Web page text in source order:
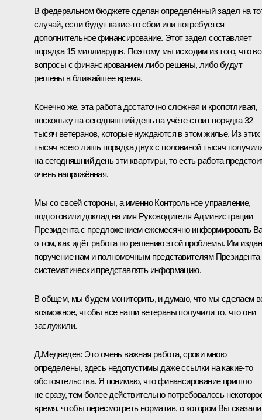
В федеральном бюджете сделан определённый задел на
случай, если будут какие‑то сбои или потребуется
дополнительное финансирование. Этот задел составляет
порядка 15 миллиардов. Поэтому мы исходим из того, что
вопросы с финансированием либо решены, либо будут
решены в ближайшее время.
Конечно же, эта работа достаточно сложная и кропотливая,
поскольку на сегодняшний день на учёте стоит порядка 32
тысяч ветеранов, которые нуждаются в этом жилье. Из этих
тысяч всего лишь порядка двух с половиной тысяч
на сегодняшний день эти квартиры, то есть работа
очень напряжённая.
Мы со своей стороны, а именно Контрольное управление,
подготовили доклад на имя Руководителя Администрации
Президента с предложением ежемесячно информировать
о том, как идёт работа по решению этой проблемы. Им
поручение нам и полномочным представителям Президента
систематически представлять информацию.
В общем, мы будем мониторить, и думаю, что мы сделаем
возможное, чтобы все наши ветераны получили то, что они
заслужили.
Д.Медведев: Это очень важная работа, сроки мною
определены, здесь недопустимы даже ссылки на какие‑то
обстоятельства. Я понимаю, что финансирование пришло
не сразу, тем более действительно потребовалось
время, чтобы пересмотреть норматив, о котором Вы